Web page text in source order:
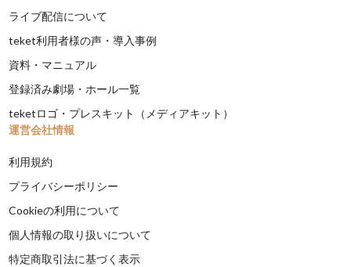
ライブ配信について
teket利用者様の声・導入事例
資料・マニュアル
登録済み劇場・ホール一覧
teketロゴ・プレスキット（メディアキット）
運営会社情報
利用規約
プライバシーポリシー
Cookieの利用について
個人情報の取り扱いについて
特定商取引法に基づく表示